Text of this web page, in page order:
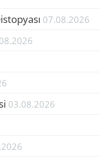
07.08.2026
03.08.2026